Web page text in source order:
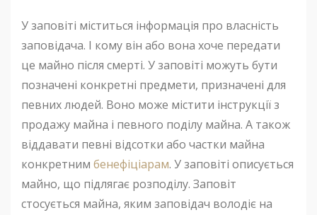
У заповіті міститься інформація про власність
заповідача. І кому він або вона хоче передати
це майно після смерті. У заповіті можуть бути
позначені конкретні предмети, призначені для
певних людей. Воно може містити інструкції з
продажу майна і певного поділу майна. А також
віддавати певні відсотки або частки майна
конкретним бенефіціарам. У заповіті описується
майно, що підлягає розподілу. Заповіт
стосується майна, яким заповідач володіє на